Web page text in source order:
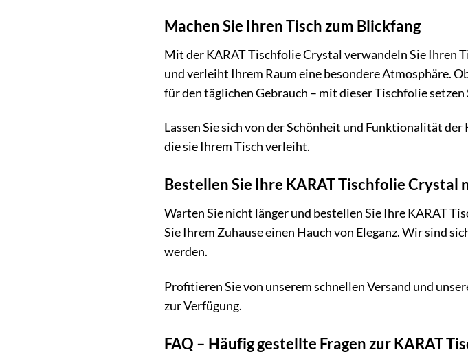
Machen Sie Ihren Tisch zum Blickfang
Mit der KARAT Tischfolie Crystal verwandeln Sie Ihren
und verleiht Ihrem Raum eine besondere Atmosphäre.
für den täglichen Gebrauch – mit dieser Tischfolie
Lassen Sie sich von der Schönheit und Funktionalität
die sie Ihrem Tisch verleiht.
Bestellen Sie Ihre KARAT Tischfolie Crystal
Warten Sie nicht länger und bestellen Sie Ihre KARAT
Sie Ihrem Zuhause einen Hauch von Eleganz. Wir sind
werden.
Profitieren Sie von unserem schnellen Versand und
zur Verfügung.
FAQ – Häufig gestellte Fragen zur KARAT